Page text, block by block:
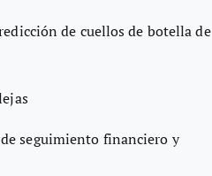
de cuellos de botella de
seguimiento financiero y